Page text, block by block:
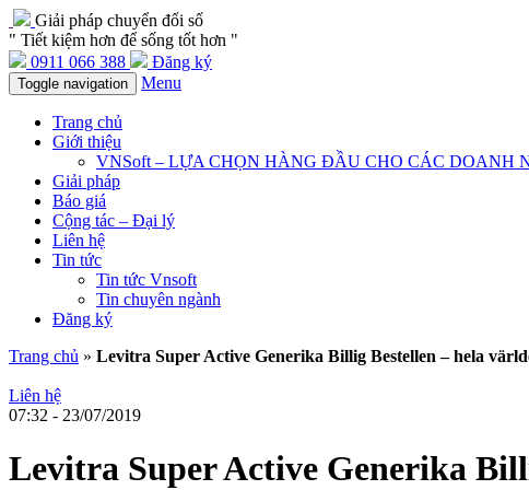
Giải pháp chuyển đổi số
" Tiết kiệm hơn để sống tốt hơn "
0911 066 388
Đăng ký
Toggle navigation Menu
Trang chủ
Giới thiệu
VNSoft – LỰA CHỌN HÀNG ĐẦU CHO CÁC DOANH
Giải pháp
Báo giá
Cộng tác – Đại lý
Liên hệ
Tin tức
Tin tức Vnsoft
Tin chuyên ngành
Đăng ký
Trang chủ » Levitra Super Active Generika Billig Bestellen – hela
Liên hệ
07:32 - 23/07/2019
Levitra Super Active Generika